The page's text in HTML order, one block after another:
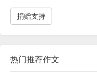
捐赠支持
热门推荐作文